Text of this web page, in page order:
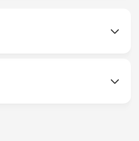
робить його